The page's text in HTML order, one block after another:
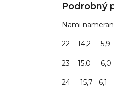
Podrobný
Nami
22 14,2 5,9
23 15,0 6,0
24 15,7 6,1